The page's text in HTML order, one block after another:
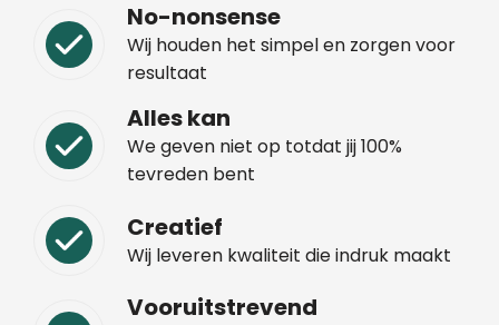
No-nonsense
Wij houden het simpel en zorgen voor
resultaat
Alles kan
We geven niet op totdat jij 100%
tevreden bent
Creatief
Wij leveren kwaliteit die indruk maakt
Vooruitstrevend